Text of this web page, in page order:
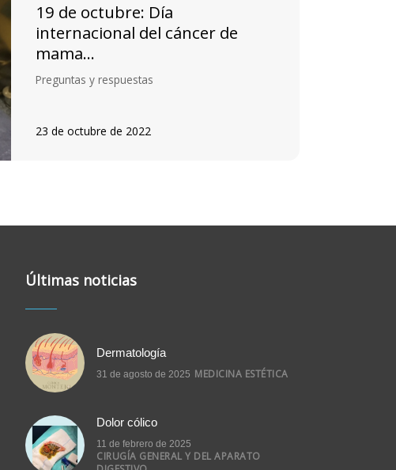
19 de octubre: Día
internacional del cáncer de
mama…
Preguntas y respuestas
23 de octubre de 2022
Últimas noticias
MEDICINA ESTÉTICA
31 de agosto de 2025
Dermatología
CIRUGÍA GENERAL Y DEL APARATO
11 de febrero de 2025
Dolor cólico